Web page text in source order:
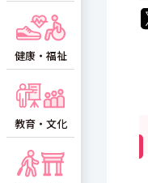
健康・福祉
教育・文化